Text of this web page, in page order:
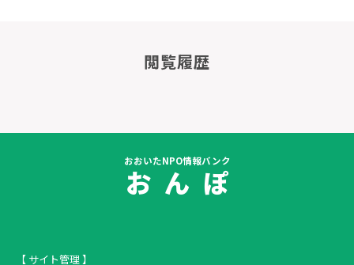
閲覧履歴
おおいたNPO情報バンク
お ん ぽ
【 サイト管理 】